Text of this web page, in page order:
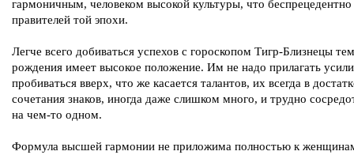
гармоничным, человеком высокой культуры, что беспрецедентно
правителей той эпохи.
Легче всего добиваться успехов с гороскопом Тигр-Близнецы
рождения имеет высокое положение. Им не надо прилагать
пробиваться вверх, что же касается талантов, их всегда в
сочетания знаков, иногда даже слишком много, и трудно
на чем-то одном.
Формула высшей гармонии не приложима полностью к